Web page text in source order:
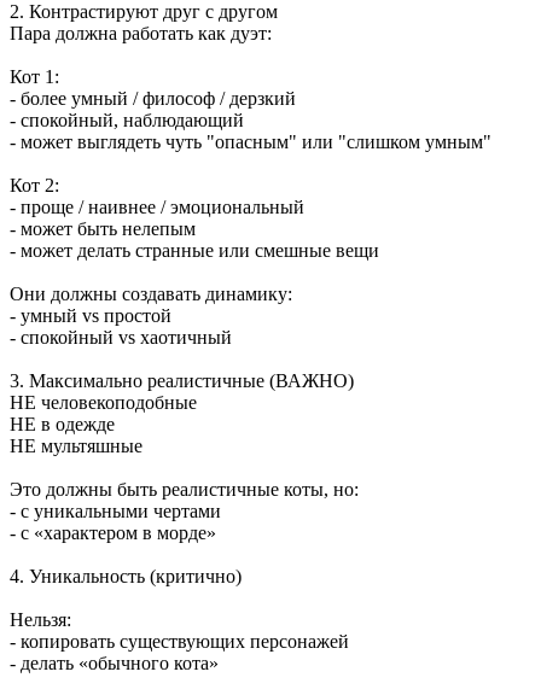
2. Контрастируют друг с другом
Пара должна работать как дуэт:
Кот 1:
- более умный / философ / дерзкий
- спокойный, наблюдающий
- может выглядеть чуть "опасным" или "слишком умным"
Кот 2:
- проще / наивнее / эмоциональный
- может быть нелепым
- может делать странные или смешные вещи
Они должны создавать динамику:
- умный vs простой
- спокойный vs хаотичный
3. Максимально реалистичные (ВАЖНО)
НЕ человекоподобные
НЕ в одежде
НЕ мультяшные
Это должны быть реалистичные коты, но:
- с уникальными чертами
- с «характером в морде»
4. Уникальность (критично)
Нельзя:
- копировать существующих персонажей
- делать «обычного кота»